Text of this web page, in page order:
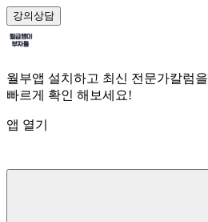
강의상담
월부앱 설치하고 최신 전문가칼럼을
빠르게 확인 해보세요!
앱 열기